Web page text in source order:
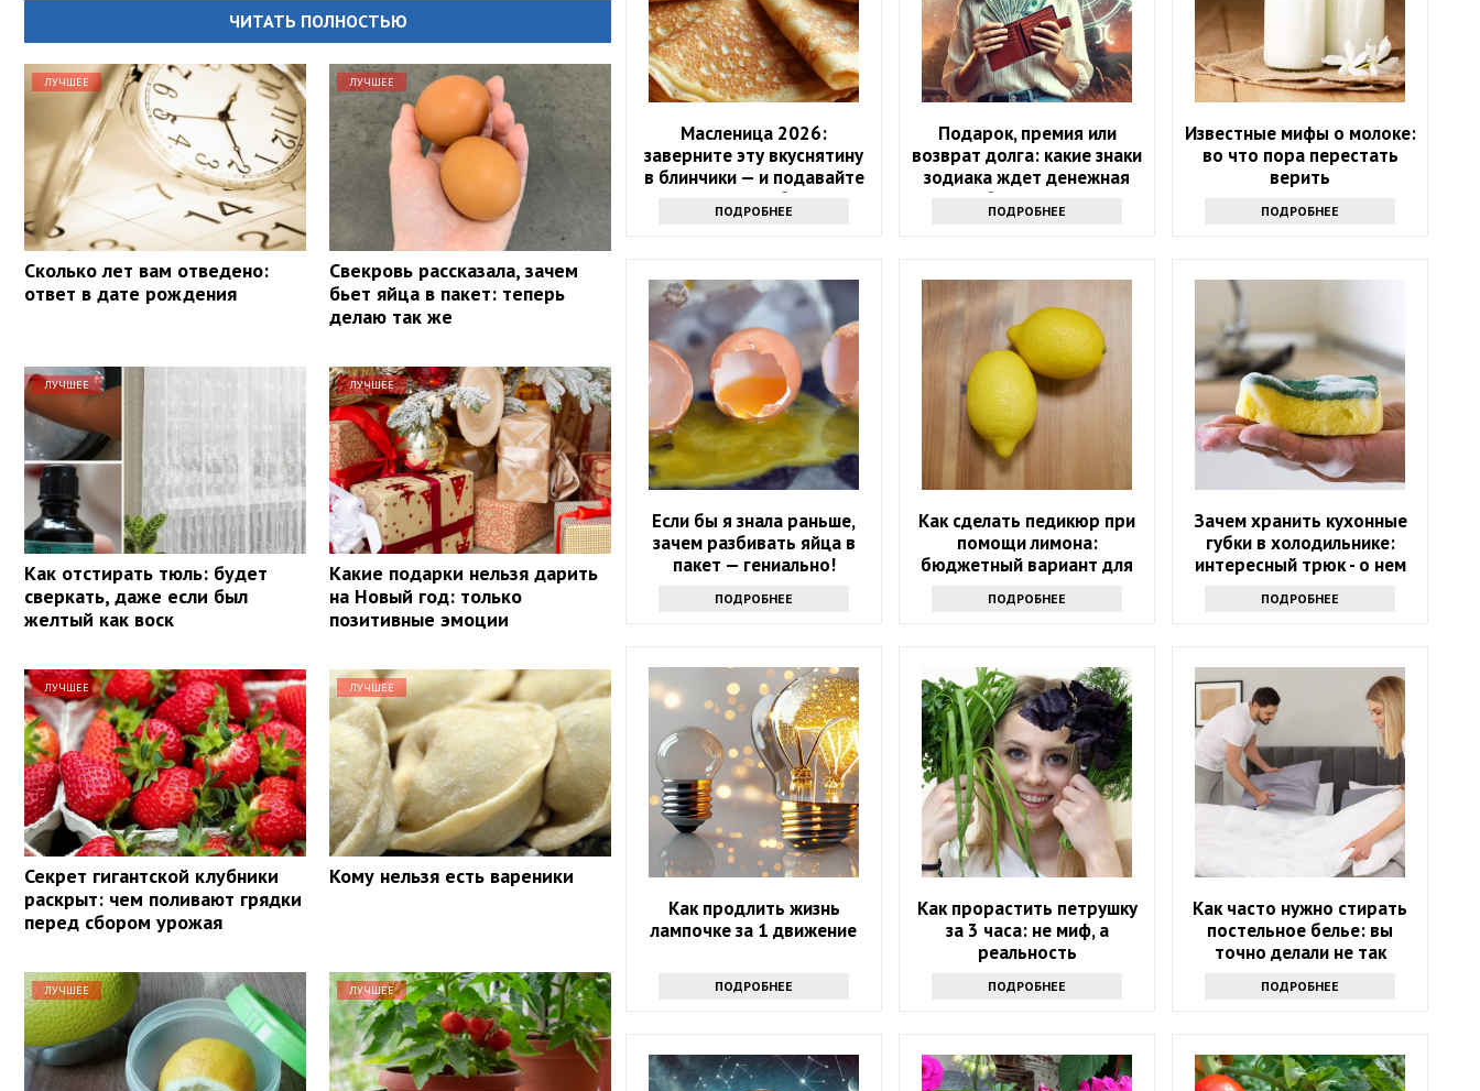
ЧИТАТЬ ПОЛНОСТЬЮ
ЛУЧШЕЕ
Сколько лет вам отведено:
ответ в дате рождения
ЛУЧШЕЕ
Свекровь рассказала, зачем
бьет яйца в пакет: теперь
делаю так же
ЛУЧШЕЕ
Как отстирать тюль: будет
сверкать, даже если был
желтый как воск
ЛУЧШЕЕ
Какие подарки нельзя дарить
на Новый год: только
позитивные эмоции
ЛУЧШЕЕ
Секрет гигантской клубники
раскрыт: чем поливают грядки
перед сбором урожая
ЛУЧШЕЕ
Кому нельзя есть вареники
ЛУЧШЕЕ ЛУЧШЕЕ
Масленица 2026:
заверните эту вкуснятину
в блинчики — и подавайте
как главное блюдо
ПОДРОБНЕЕ
Подарок, премия или
возврат долга: какие знаки
зодиака ждет денежная
удача в ближайшие 5 дней
ПОДРОБНЕЕ
Известные мифы о молоке:
во что пора перестать
верить
ПОДРОБНЕЕ
Если бы я знала раньше,
зачем разбивать яйца в
пакет — гениально!
ПОДРОБНЕЕ
Как сделать педикюр при
помощи лимона:
бюджетный вариант для
ПОДРОБНЕЕ
Зачем хранить кухонные
губки в холодильнике:
интересный трюк - о нем
продвинутые хозяйки
ПОДРОБНЕЕ
Как продлить жизнь
лампочке за 1 движение
ПОДРОБНЕЕ
Как прорастить петрушку
за 3 часа: не миф, а
реальность
ПОДРОБНЕЕ
Как часто нужно стирать
постельное белье: вы
точно делали не так
ПОДРОБНЕЕ